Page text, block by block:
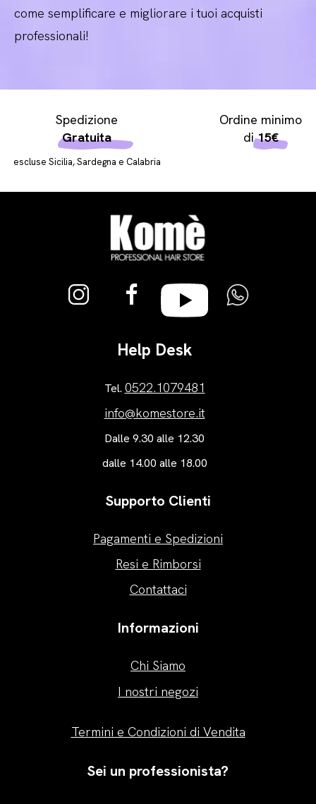
come semplificare e migliorare i tuoi acquisti
professionali!
Spedizione
Gratuita
escluse Sicilia, Sardegna e Calabria
Ordine minimo
di15€
Help Desk
Tel. 0522.1079481
info@komestore.it
Dalle 9.30 alle 12.30
dalle 14.00 alle 18.00
Supporto Clienti
Pagamenti e Spedizioni
Resi e Rimborsi
Contattaci
Informazioni
Chi Siamo
I nostri negozi
Termini e Condizioni di Vendita
Sei un professionista?